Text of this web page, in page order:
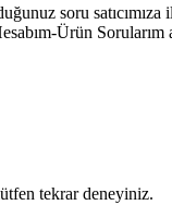
soru satıcımıza
Ürün Sorularım
tekrar deneyiniz.